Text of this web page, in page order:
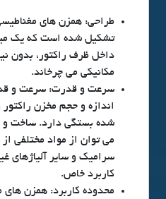
طراحی: همزن های
تشکیل شده است که یک
داخل ظرف راکتور، بدون
مکانیکی می چرخاند.
سرعت و قدرت: سرعت و
اندازه و حجم مخزن
شده بستگی دارد. ساخت و
می توان از مواد مختلفی
سرامیک و سایر آلیاژهای
کاربرد خاص.
محدوده کاربرد: همزن های